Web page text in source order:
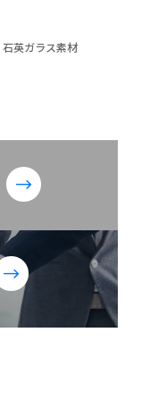
石英ガラス素材
$
$